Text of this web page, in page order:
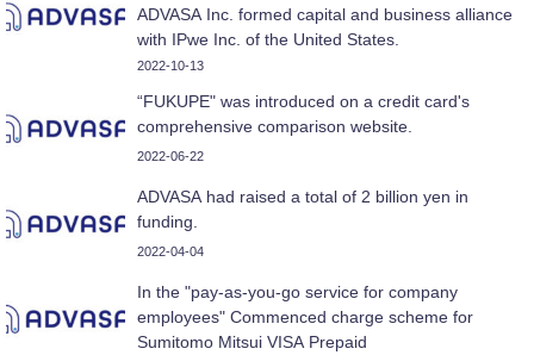
ADVASA Inc. formed capital and business alliance
with IPwe Inc. of the United States.
2022-10-13
“FUKUPE" was introduced on a credit card's
comprehensive comparison website.
2022-06-22
ADVASA had raised a total of 2 billion yen in
funding.
2022-04-04
In the "pay-as-you-go service for company
employees" Commenced charge scheme for
Sumitomo Mitsui VISA Prepaid